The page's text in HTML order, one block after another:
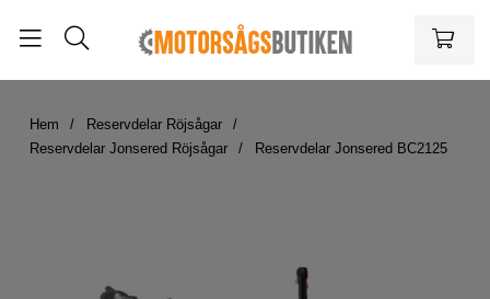
Hem
Reservdelar Röjsågar
Reservdelar Jonsered Röjsågar
Reservdelar Jonsered BC2125